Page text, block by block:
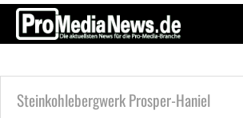
Steinkohlebergwerk Prosper-Haniel